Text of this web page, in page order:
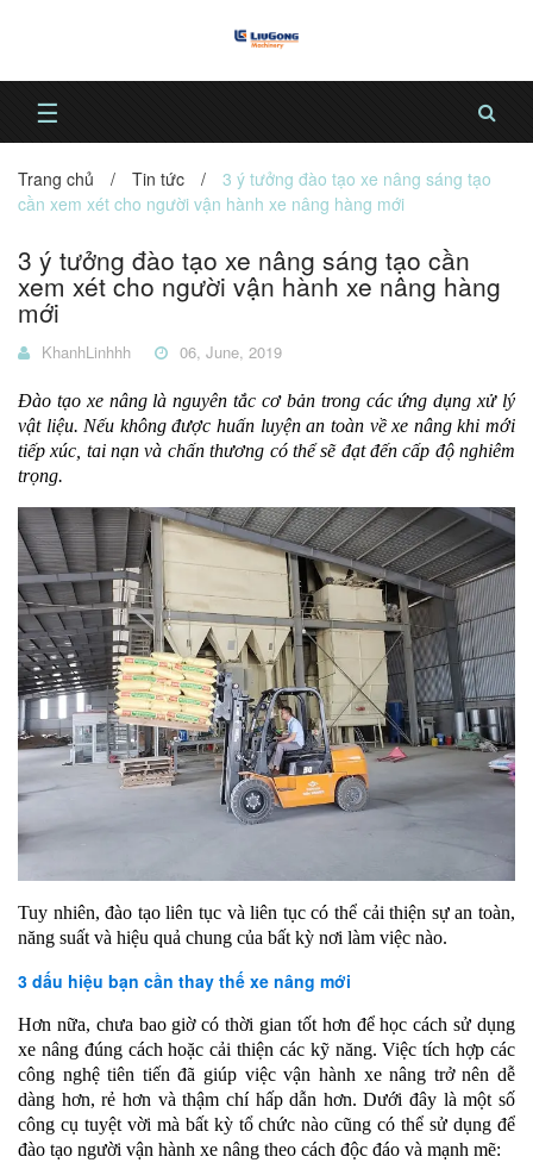
☰
Trang chủ / Tin tức /
3 ý tưởng đào tạo xe nâng sáng tạo
cần xem xét cho người vận hành xe nâng hàng mới
3 ý tưởng đào tạo xe nâng sáng tạo cần
xem xét cho người vận hành xe nâng hàng
mới
KhanhLinhhh 06, June, 2019
Đào tạo xe nâng là nguyên tắc cơ bản trong các ứng dụng xử lý
vật liệu. Nếu không được huấn luyện an toàn về xe nâng khi mới
tiếp xúc, tai nạn và chấn thương có thể sẽ đạt đến cấp độ nghiêm
trọng.
Tuy nhiên, đào tạo liên tục và liên tục có thể cải thiện sự an toàn,
năng suất và hiệu quả chung của bất kỳ nơi làm việc nào.
3 dấu hiệu bạn cần thay thế xe nâng mới
Hơn nữa, chưa bao giờ có thời gian tốt hơn để học cách sử dụng
xe nâng đúng cách hoặc cải thiện các kỹ năng. Việc tích hợp các
công nghệ tiên tiến đã giúp việc vận hành xe nâng trở nên dễ
dàng hơn, rẻ hơn và thậm chí hấp dẫn hơn. Dưới đây là một số
công cụ tuyệt vời mà bất kỳ tổ chức nào cũng có thể sử dụng để
đào tạo người vận hành xe nâng theo cách độc đáo và mạnh mẽ: